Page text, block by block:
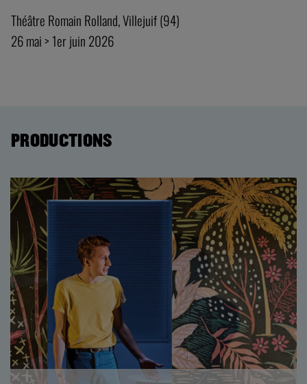
Théâtre Romain Rolland, Villejuif (94)
26 mai > 1er juin 2026
PRODUCTIONS